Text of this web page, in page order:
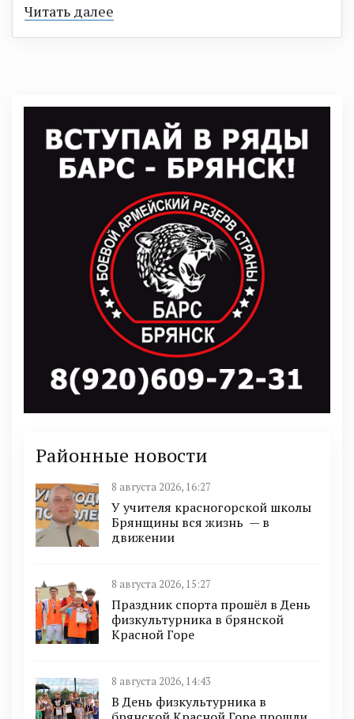
Читать далее
Районные новости
8 августа 2026, 16:27
У учителя красногорской школы
Брянщины вся жизнь — в
движении
8 августа 2026, 15:27
Праздник спорта прошёл в День
физкультурника в брянской
Красной Горе
8 августа 2026, 14:43
В День физкультурника в